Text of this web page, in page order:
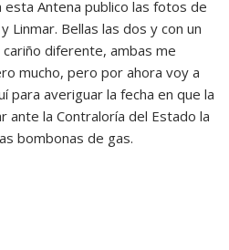
esta Antena publico las fotos de
Linmar. Bellas las dos y con un
diferente, ambas me
mucho, pero por ahora voy a
para averiguar la fecha en que la
ante la Contraloría del Estado la
bombonas de gas.